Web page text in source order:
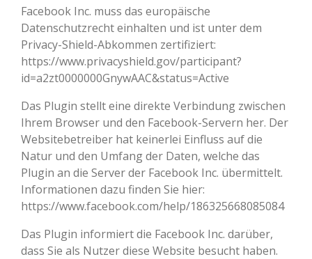
Facebook Inc. muss das europäische
Datenschutzrecht einhalten und ist unter dem
Privacy-Shield-Abkommen zertifiziert:
https://www.privacyshield.gov/participant?
id=a2zt0000000GnywAAC&status=Active
Das Plugin stellt eine direkte Verbindung zwischen
Ihrem Browser und den Facebook-Servern her. Der
Websitebetreiber hat keinerlei Einfluss auf die
Natur und den Umfang der Daten, welche das
Plugin an die Server der Facebook Inc. übermittelt.
Informationen dazu finden Sie hier:
https://www.facebook.com/help/186325668085084
Das Plugin informiert die Facebook Inc. darüber,
dass Sie als Nutzer diese Website besucht haben.